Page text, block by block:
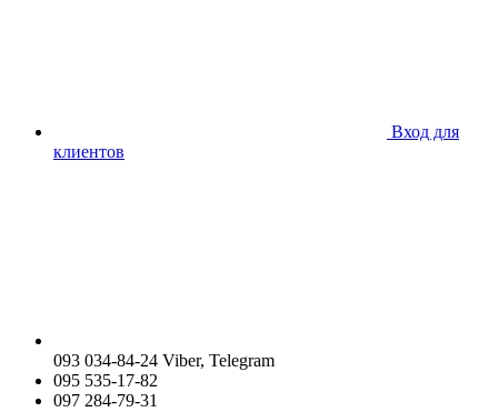
Вход для
клиентов
093 034-84-24 Viber, Telegram
095 535-17-82
097 284-79-31